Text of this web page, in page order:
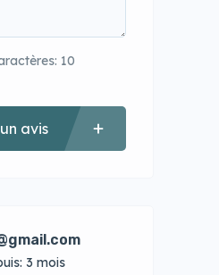
10
avis
3 mois